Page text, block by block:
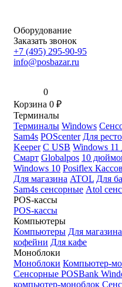
Оборудование
Заказать звонок
+7 (495) 295-90-95
info@posbazar.ru
0
Корзина 0 ₽
Терминалы
Терминалы Windows
Sam4s POScenter Для
Keeper С USB Windows 11
Смарт Globalpos 10
Windows 10 Posiflex
Для магазина ATOL Для
Sam4s сенсорные Atol
POS-кассы
POS-кассы
Компьютеры
Компьютеры Для магазина
кофейни Для кафе
Моноблоки
Моноблоки Компьютер-
Сенсорные POSBank
компьютер-моноблок